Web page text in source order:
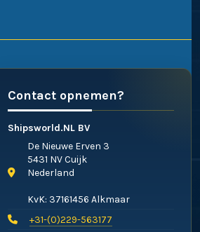
Contact opnemen?
Shipsworld.NL BV
De Nieuwe Erven 3
5431 NV Cuijk
Nederland
KvK: 37161456 Alkmaar
+31-(0)229-563177